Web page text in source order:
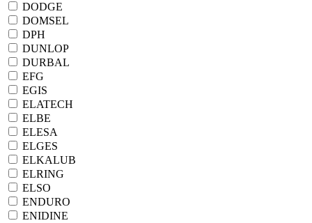
DODGE
DOMSEL
DPH
DUNLOP
DURBAL
EFG
EGIS
ELATECH
ELBE
ELESA
ELGES
ELKALUB
ELRING
ELSO
ENDURO
ENIDINE